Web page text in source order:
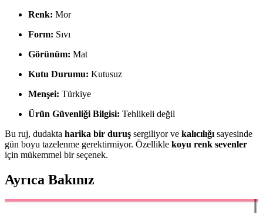
Renk: Mor
Form: Sıvı
Görünüm: Mat
Kutu Durumu: Kutusuz
Menşei: Türkiye
Ürün Güvenliği Bilgisi: Tehlikeli değil
Bu ruj, dudakta harika bir duruş sergiliyor ve kalıcılığı sayesinde
gün boyu tazelenme gerektirmiyor. Özellikle koyu renk sevenler
için mükemmel bir seçenek.
Ayrıca Bakınız